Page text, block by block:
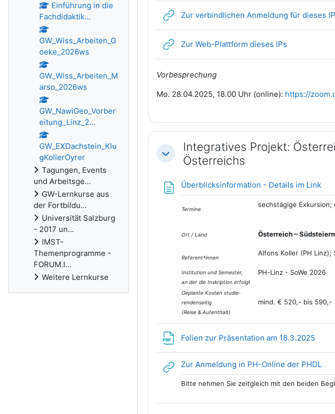
Zur verbindlichen Anmeldung für dieses IP
Zur Web-Plattform dieses IPsLink/URL
Vorbesprechung
Mo. 28.04.2025, 18.00 Uhr (online): https://
Einklappen
Integratives Projekt:
Österreichs
Überblicksinformation - Details im Link
Termine
sechstägige
Ort / Land Österreich –
Referent*innen
Alfons Koller (PH Linz);
Institution und Semester,
an der die Inskription erfolgt
PH-Linz - SoWe 2026
Geplante Kosten studie­
renden­seitig
(Reise & Aufenthalt)
mind. € 520,- bis 590,-
Folien zur Präsentation am 18.3.2025
Zur Anmeldung in PH-Online der PHDL
Bitte nehmen Sie zeitgleich mit den beiden
Einführung in die
Fachdidaktik...
GW_Wiss_Arbeiten_G
oeke_2026ws
GW_Wiss_Arbeiten_M
arso_2026ws
GW_NawiGeo_Vorber
eitung_Linz_2...
GW_EXDachstein_Klu
gKollerOyrer
Tagungen, Events
und Arbeitsge...
GW-Lernkurse aus
der Fortbildu...
Universität Salzburg
- 2017 un...
IMST-
Themenprogramme -
FORUM.I...
Weitere Lernkurse